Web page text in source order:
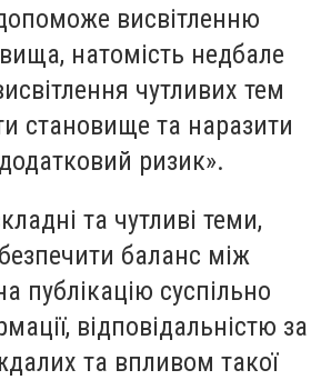
висвітленню
натомість недбале
чутливих тем
становище та наразити
ризик».
та чутливі теми,
баланс між
публікацію суспільно
відповідальністю за
та впливом такої